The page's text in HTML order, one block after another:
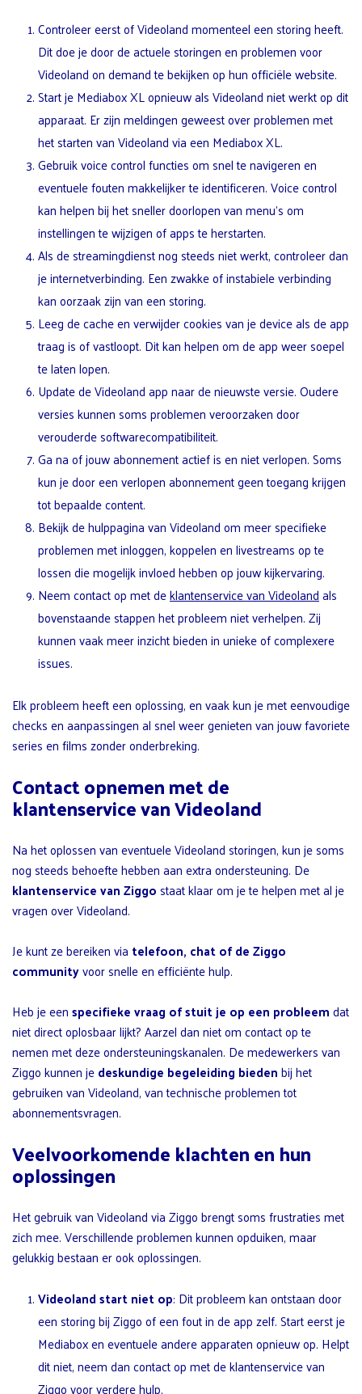
Controleer eerst of Videoland momenteel een storing heeft.
Dit doe je door de actuele storingen en problemen voor
Videoland on demand te bekijken op hun officiële website.
Start je Mediabox XL opnieuw als Videoland niet werkt op dit
apparaat. Er zijn meldingen geweest over problemen met
het starten van Videoland via een Mediabox XL.
Gebruik voice control functies om snel te navigeren en
eventuele fouten makkelijker te identificeren. Voice control
kan helpen bij het sneller doorlopen van menu’s om
instellingen te wijzigen of apps te herstarten.
Als de streamingdienst nog steeds niet werkt, controleer dan
je internetverbinding. Een zwakke of instabiele verbinding
kan oorzaak zijn van een storing.
Leeg de cache en verwijder cookies van je device als de app
traag is of vastloopt. Dit kan helpen om de app weer soepel
te laten lopen.
Update de Videoland app naar de nieuwste versie. Oudere
versies kunnen soms problemen veroorzaken door
verouderde softwarecompatibiliteit.
Ga na of jouw abonnement actief is en niet verlopen. Soms
kun je door een verlopen abonnement geen toegang krijgen
tot bepaalde content.
Bekijk de hulppagina van Videoland om meer specifieke
problemen met inloggen, koppelen en livestreams op te
lossen die mogelijk invloed hebben op jouw kijkervaring.
Neem contact op met deklantenservice van Videolandals
bovenstaande stappen het probleem niet verhelpen. Zij
kunnen vaak meer inzicht bieden in unieke of complexere
issues.
Elk probleem heeft een oplossing, en vaak kun je met eenvoudige
checks en aanpassingen al snel weer genieten van jouw favoriete
series en films zonder onderbreking.
Contact opnemen met de
klantenservice van Videoland
Na het oplossen van eventuele Videoland storingen, kun je soms
nog steeds behoefte hebben aan extra ondersteuning. De
klantenservice van Ziggostaat klaar om je te helpen met al je
vragen over Videoland.
Je kunt ze bereiken via telefoon, chat of de Ziggo
communityvoor snelle en efficiënte hulp.
Heb je eenspecifieke vraag of stuit je op een probleemdat
niet direct oplosbaar lijkt? Aarzel dan niet om contact op te
nemen met deze ondersteuningskanalen. De medewerkers van
Ziggo kunnen jedeskundige begeleiding biedenbij het
gebruiken van Videoland, van technische problemen tot
abonnementsvragen.
Veelvoorkomende klachten en hun
oplossingen
Het gebruik van Videoland via Ziggo brengt soms frustraties met
zich mee. Verschillende problemen kunnen opduiken, maar
gelukkig bestaan er ook oplossingen.
Videoland start niet op: Dit probleem kan ontstaan door
een storing bij Ziggo of een fout in de app zelf. Start eerst je
Mediabox en eventuele andere apparaten opnieuw op. Helpt
dit niet, neem dan contact op met de klantenservice van
Ziggo voor verdere hulp.